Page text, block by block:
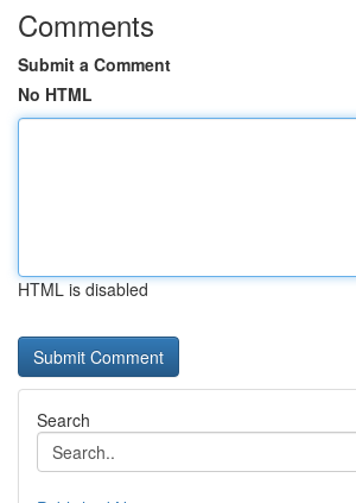
Comments
Submit a Comment
No HTML
HTML is disabled
Search